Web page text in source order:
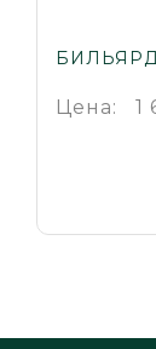
Цена: 1